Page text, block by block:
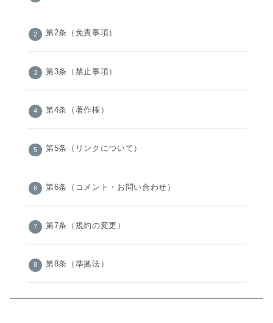
第2条（免責事項）
第3条（禁止事項）
第4条（著作権）
第5条（リンクについて）
第6条（コメント・お問い合わせ）
第7条（規約の変更）
第8条（準拠法）